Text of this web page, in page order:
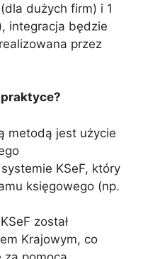
dużych firm) i 1
integracja będzie
przez
metodą jest użycie
KSeF, który
księgowego (np.
został
Krajowym, co